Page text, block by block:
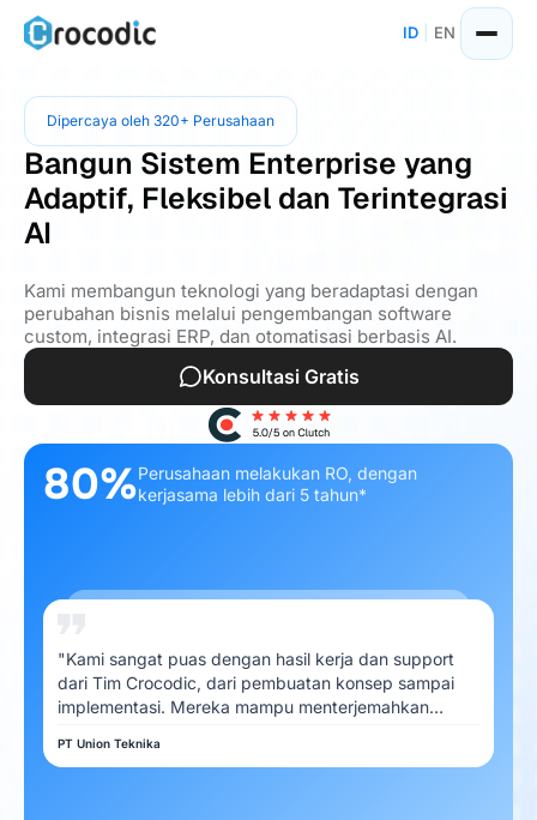
ID EN
Dipercaya oleh 320+ Perusahaan
Bangun Sistem Enterprise yang
Adaptif, Fleksibel dan Terintegrasi
AI
Kami membangun teknologi yang beradaptasi dengan
perubahan bisnis melalui pengembangan software
custom, integrasi ERP, dan otomatisasi berbasis AI.
Konsultasi Gratis
80%Perusahaan melakukan RO, dengan
kerjasama lebih dari 5 tahun*
"Kami sangat puas dengan hasil kerja dan support
dari Tim Crocodic, dari pembuatan konsep sampai
implementasi. Mereka mampu menterjemahkan
PT Union Teknika